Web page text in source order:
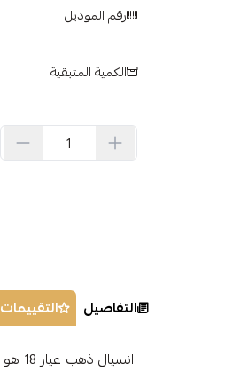
رقم الموديل
الكمية المتبقية
التفاصيل التقييمات